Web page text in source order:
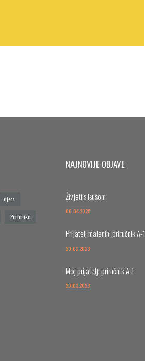
djeca
Portoriko
NAJNOVIJE OBJAVE
Živjeti s Isusom
06.04.2025
Prijatelj malenih: priručnik A-1
20.02.2023
Moj prijatelj: priručnik A-1
20.02.2023